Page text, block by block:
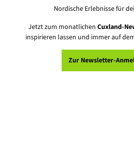
Nordische Erlebnisse für
Jetzt zum monatlichenCuxland-
inspirieren lassen und immer auf
Zur Newsletter-